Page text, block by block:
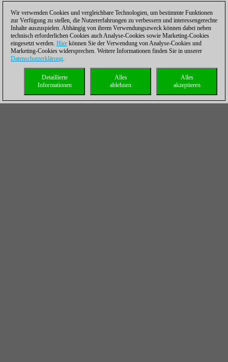
Wir verwenden Cookies und vergleichbare Technologien, um bestimmte Funktionen
zur Verfügung zu stellen, die Nutzererfahrungen zu verbessern und interessengerechte
Inhalte auszuspielen. Abhängig von ihrem Verwendungszweck können dabei neben
technisch erforderlichen Cookies auch Analyse-Cookies sowie Marketing-Cookies
eingesetzt werden. Hier können Sie der Verwendung von Analyse-Cookies und
Marketing-Cookies widersprechen. Weitere Informationen finden Sie in unserer
Datenschutzerklärung.
Alles
akzeptieren
Alles
ablehnen
Detaillierte
Informationen